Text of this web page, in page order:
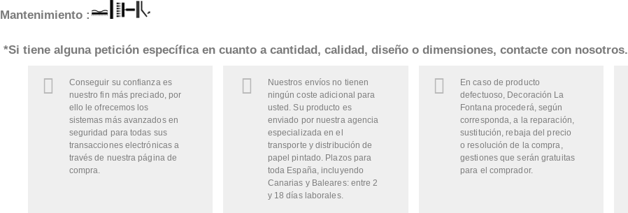
Mantenimiento :
*Si tiene alguna petición específica en cuanto a cantidad, calidad, diseño o dimensiones, contacte con nosotros.
Conseguir su confianza es
nuestro fin más preciado, por
ello le ofrecemos los
sistemas más avanzados en
seguridad para todas sus
transacciones electrónicas a
través de nuestra página de
compra.
Nuestros envíos no tienen
ningún coste adicional para
usted. Su producto es
enviado por nuestra agencia
especializada en el
transporte y distribución de
papel pintado. Plazos para
toda España, incluyendo
Canarias y Baleares: entre 2
y 18 días laborales.
En caso de producto
defectuoso, Decoración La
Fontana procederá, según
corresponda, a la reparación,
sustitución, rebaja del precio
o resolución de la compra,
gestiones que serán gratuitas
para el comprador.